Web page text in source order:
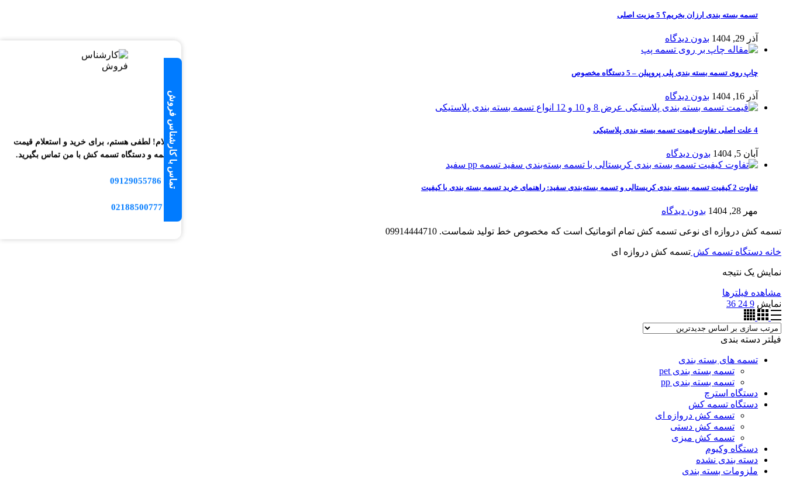
تسمه بسته بندی ارزان بخریم؟ 5 مزیت اصلی
آذر 29, 1404 بدون دیدگاه
چاپ روی تسمه بسته بندی پلی‌ پروپیلن – 5 دستگاه مخصوص
آذر 16, 1404 بدون دیدگاه
4 علت اصلی تفاوت قیمت تسمه بسته بندی پلاستیکی
آبان 5, 1404 بدون دیدگاه
تفاوت 2 کیفیت تسمه بسته‌ بندی کریستالی و تسمه بسته‌بندی سفید: راهنمای خرید تسمه بسته بندی با کیفیت
مهر 28, 1404 بدون دیدگاه
تسمه کش دروازه ای نوعی تسمه کش تمام اتوماتیک است که مخصوص خط تولید شماست. 09914444710
خانه دستگاه تسمه کش تسمه کش دروازه ای
نمایش یک نتیجه
مشاهده فیلترها
نمایش 9
24
36
فیلتر دسته بندی
تسمه های بسته بندی
تسمه بسته بندی pet
تسمه بسته بندی pp
دستگاه استرچ
دستگاه تسمه کش
تسمه کش دروازه ای
تسمه کش دستی
تسمه کش میزی
دستگاه وکیوم
دسته بندی نشده
ملزومات بسته بندی
تماس با کارشناس فروشسلام! لطفی هستم، برای خرید و استعلام قیمت
تسمه و دستگاه تسمه کش با من تماس بگیرید.
📱
09129055786